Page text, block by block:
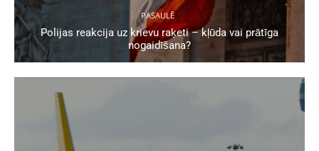
PASAULĒ
Polijas reakcija uz krievu raķeti – kļūda vai prātīga
nogaidīšana?